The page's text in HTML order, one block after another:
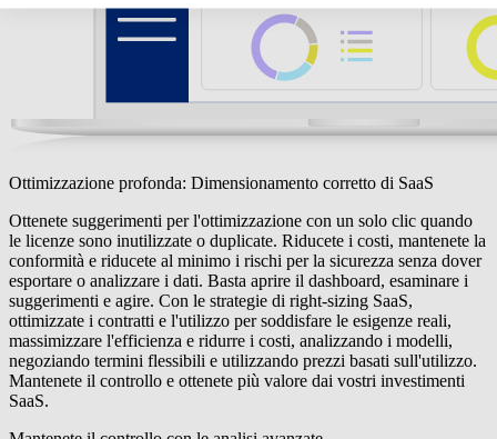
Ottimizzazione profonda: Dimensionamento corretto di SaaS
Ottenete suggerimenti per l'ottimizzazione con un solo clic quando
le licenze sono inutilizzate o duplicate. Riducete i costi, mantenete la
conformità e riducete al minimo i rischi per la sicurezza senza dover
esportare o analizzare i dati. Basta aprire il dashboard, esaminare i
suggerimenti e agire. Con le strategie di right-sizing SaaS,
ottimizzate i contratti e l'utilizzo per soddisfare le esigenze reali,
massimizzare l'efficienza e ridurre i costi, analizzando i modelli,
negoziando termini flessibili e utilizzando prezzi basati sull'utilizzo.
Mantenete il controllo e ottenete più valore dai vostri investimenti
SaaS.